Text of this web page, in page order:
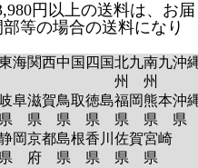
円以上の送料は、お届
等の場合の送料になり
海関西中国 四国北九
州
南九
州
沖
阜
県
岡
県
滋賀
県
京都
府
鳥取
県
島根
県
徳島
県
香川
県
福岡
県
佐賀
県
熊本
県
宮崎
県
沖